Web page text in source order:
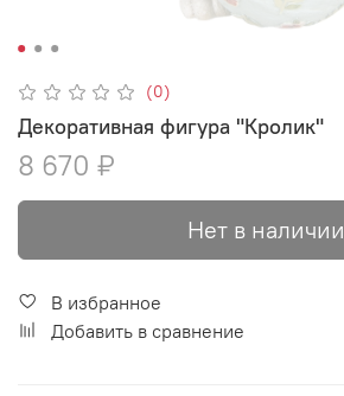
(0)
Декоративная фигура "Кролик"
8 670 ₽
Нет в наличии
В избранное
Добавить в сравнение